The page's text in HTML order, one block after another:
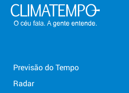
Previsão do Tempo
Radar